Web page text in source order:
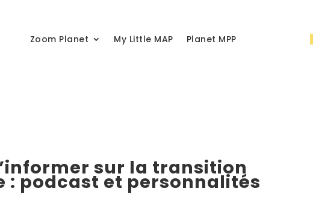
Zoom Planet My Little MAP Planet MPP
sur la transition
: podcast et personnalités